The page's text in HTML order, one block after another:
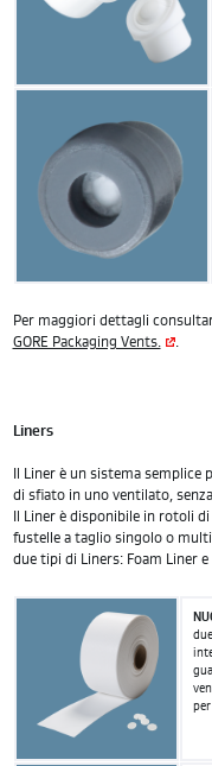
Per maggiori dettagli
GORE Packaging Vents.
.
Liners
Il Liner è un sistema
di sfiato in uno ventilato,
Il Liner è disponibile in rotoli
fustelle a taglio singolo o
due tipi di Liners: Foam Liner e
per